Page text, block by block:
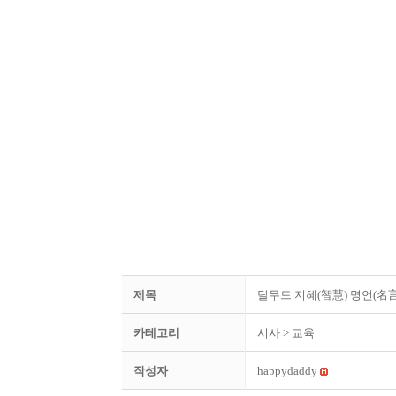
제목 탈무드 지혜(智慧) 명언(名
카테고리 시사 > 교육
작성자 happydaddy